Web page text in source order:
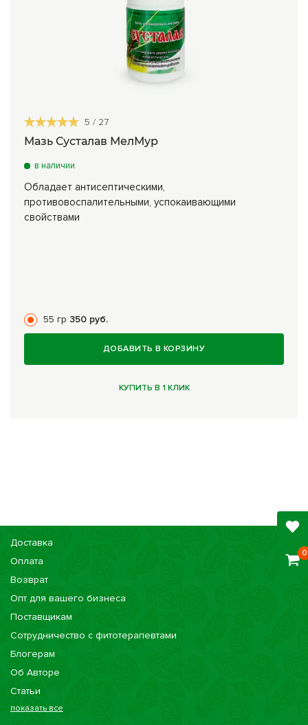
5 / 27
Мазь Сусталав МелМур
в наличии
Обладает антисептическими,
противовоспалительными, успокаивающими
свойствами
55 гр 350 руб.
ДОБАВИТЬ В КОРЗИНУ
КУПИТЬ В 1 КЛИК
0
Доставка
Оплата
Возврат
Опт для вашего бизнеса
Поставщикам
Сотрудничество с фитотерапевтами
Блогерам
Об Авторе
Статьи
Консультации
показать все